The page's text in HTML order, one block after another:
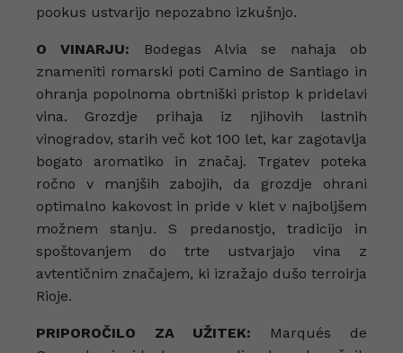
pookus ustvarijo nepozabno izkušnjo.
O VINARJU: Bodegas Alvia se nahaja ob
znameniti romarski poti Camino de Santiago in
ohranja popolnoma obrtniški pristop k pridelavi
vina. Grozdje prihaja iz njihovih lastnih
vinogradov, starih več kot 100 let, kar zagotavlja
bogato aromatiko in značaj. Trgatev poteka
ročno v manjših zabojih, da grozdje ohrani
optimalno kakovost in pride v klet v najboljšem
možnem stanju. S predanostjo, tradicijo in
spoštovanjem do trte ustvarjajo vina z
avtentičnim značajem, ki izražajo dušo terroirja
Rioje.
PRIPOROČILO ZA UŽITEK: Marqués de